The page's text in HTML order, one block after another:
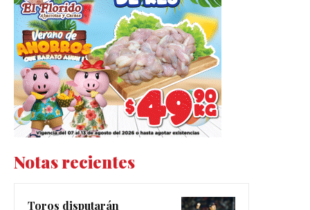
Notas recientes
Toros disputarán